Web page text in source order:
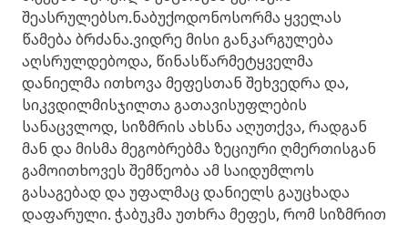
შეასრულებსო.ნაბუქოდონოსორმა ყველას
წამება ბრძანა.ვიდრე მისი განკარგულება
აღსრულდებოდა, წინასწარმეტყველმა
დანიელმა ითხოვა მეფესთან შეხვედრა და,
სიკვდილმისჯილთა გათავისუფლების
სანაცვლოდ, სიზმრის ახსნა აღუთქვა, რადგან
მან და მისმა მეგობრებმა ზეციური ღმერთისგან
გამოითხოვეს შემწეობა ამ საიდუმლოს
გასაგებად და უფალმაც დანიელს გაუცხადა
დაფარული. ჭაბუკმა უთხრა მეფეს, რომ სიზმრით